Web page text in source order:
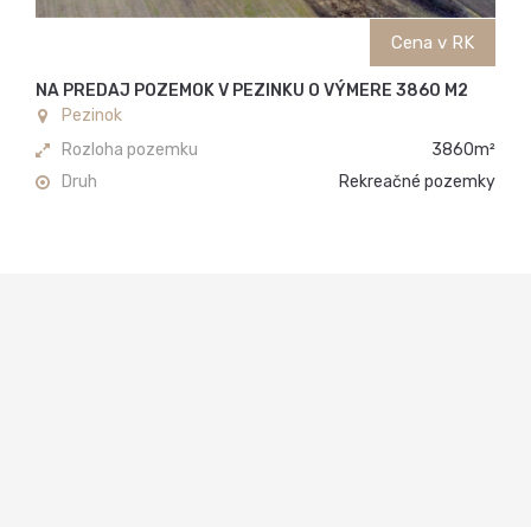
Cena v RK
NA PREDAJ POZEMOK V PEZINKU O VÝMERE 3860 M2
Pezinok
3860m²
Rozloha pozemku
Rekreačné pozemky
Druh